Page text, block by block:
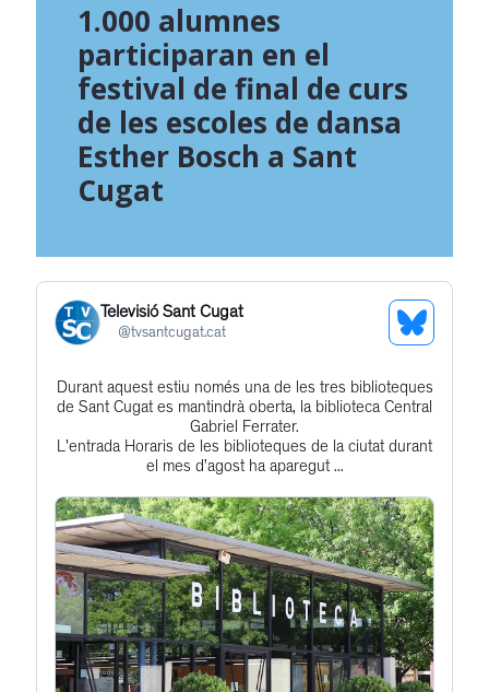
1.000 alumnes
participaran en el
festival de final de curs
de les escoles de dansa
Esther Bosch a Sant
Cugat
Televisió Sant Cugat
@tvsantcugat.cat
See
Profile
Get
to
this
post
Durant aquest estiu només una de les tres biblioteques
de Sant Cugat es mantindrà oberta, la biblioteca Central
Gabriel Ferrater.
L'entrada Horaris de les biblioteques de la ciutat durant
el mes d’agost ha aparegut ...